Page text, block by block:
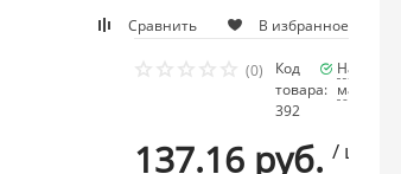
Сравнить В избранное
(0)
Код
товара:
392
мало
137.16 руб. / шт.